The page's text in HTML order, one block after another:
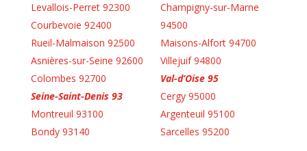
Levallois-Perret 92300
Courbevoie 92400
Rueil-Malmaison 92500
Asnières-sur-Seine 92600
Colombes 92700
Seine-Saint-Denis 93
Montreuil 93100
Bondy 93140
Champigny-sur-Marne
94500
Maisons-Alfort 94700
Villejuif 94800
Val-d’Oise 95
Cergy 95000
Argenteuil 95100
Sarcelles 95200